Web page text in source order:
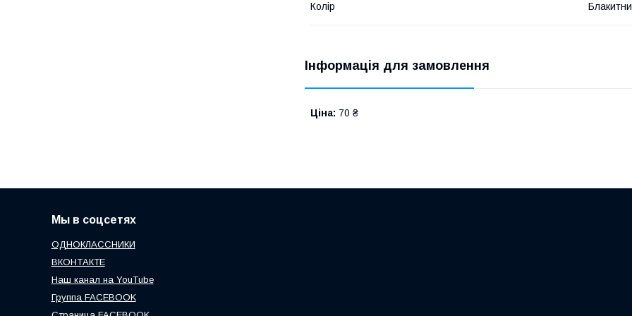
Колір
Інформація для замовлення
Ціна: 70 ₴
Мы в соцсетях
ОДНОКЛАССНИКИ
ВКОНТАКТЕ
Наш канал на YouTube
Группа FACEBOOK